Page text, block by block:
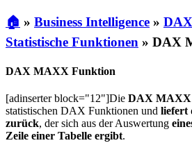
🏠 » Business Intelligence »
Statistische Funktionen » DAX
DAX MAXX Funktion
[adinserter block="12"]Die DAX MAXX
statistischen DAX Funktionen und liefert
zurück, der sich aus der Auswertung
Zeile einer Tabelle ergibt.